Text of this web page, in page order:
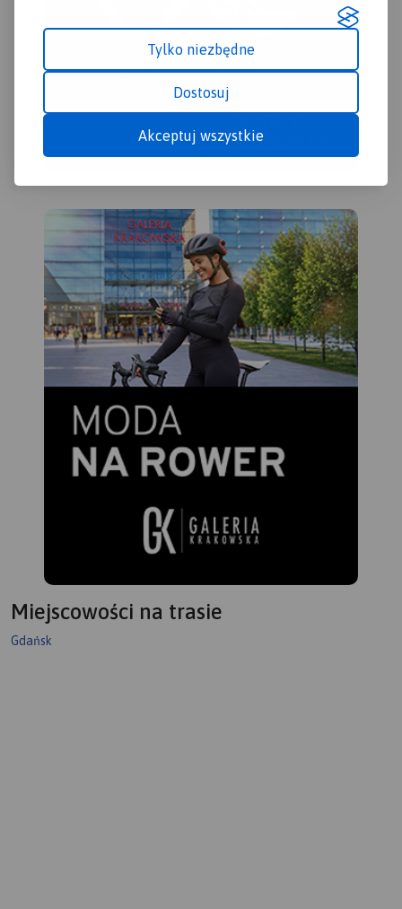
Tylko niezbędne
Dostosuj
Akceptuj wszystkie
Miejscowości na trasie
Gdańsk